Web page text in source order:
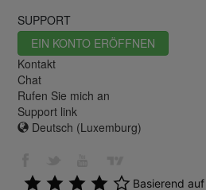
SUPPORT
EIN KONTO ERÖFFNEN
Kontakt
Chat
Rufen Sie mich an
Support link
Deutsch (Luxemburg)